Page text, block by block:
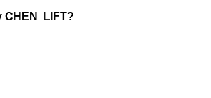
LIFT?